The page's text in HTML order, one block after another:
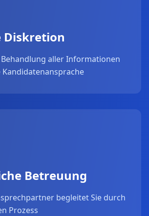
Diskretion
aller Informationen
Betreuung
begleitet Sie durch
Prozess